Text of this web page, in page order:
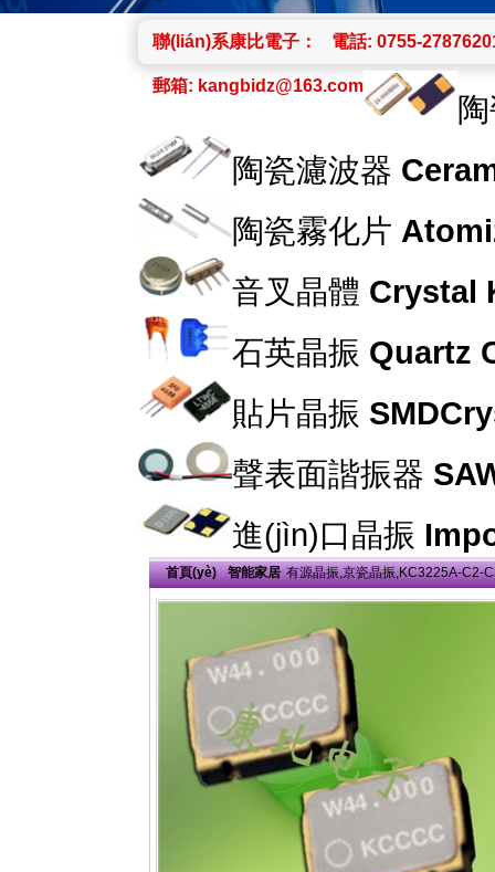
聯(lián)系康比電子： 電話: 0755-
郵箱: kangbidz@163.com
陶瓷濾波器
陶瓷霧化片
音叉晶體 Crystal
石英晶振 Quartz
貼片晶振
聲表面諧振器
進(jìn)口晶振
首頁(yè) 智能家居 有源晶振,京瓷晶振,KC3225A-C2-